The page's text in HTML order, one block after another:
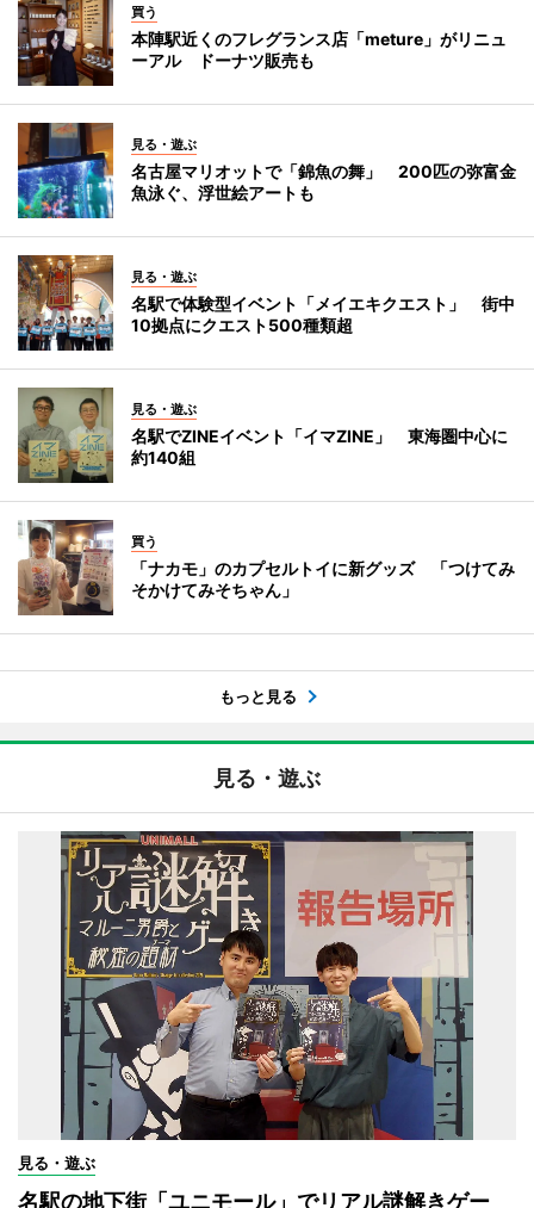
買う
本陣駅近くのフレグランス店「meture」がリニュ
ーアル ドーナツ販売も
見る・遊ぶ
名古屋マリオットで「錦魚の舞」 200匹の弥富金
魚泳ぐ、浮世絵アートも
見る・遊ぶ
名駅で体験型イベント「メイエキクエスト」 街中
10拠点にクエスト500種類超
見る・遊ぶ
名駅でZINEイベント「イマZINE」 東海圏中心に
約140組
買う
「ナカモ」のカプセルトイに新グッズ 「つけてみ
そかけてみそちゃん」
もっと見る
見る・遊ぶ
見る・遊ぶ
名駅の地下街「ユニモール」でリアル謎解きゲー